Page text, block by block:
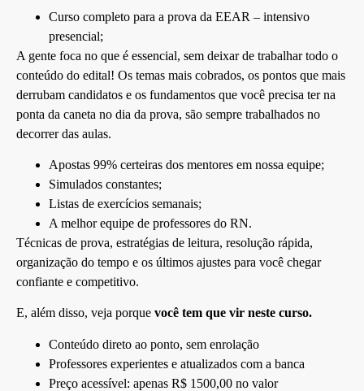
Curso completo para a prova da EEAR – intensivo
presencial;
A gente foca no que é essencial, sem deixar de trabalhar todo o
conteúdo do edital! Os temas mais cobrados, os pontos que mais
derrubam candidatos e os fundamentos que você precisa ter na
ponta da caneta no dia da prova, são sempre trabalhados no
decorrer das aulas.
Apostas 99% certeiras dos mentores em nossa equipe;
Simulados constantes;
Listas de exercícios semanais;
A melhor equipe de professores do RN.
Técnicas de prova, estratégias de leitura, resolução rápida,
organização do tempo e os últimos ajustes para você chegar
confiante e competitivo.
E, além disso, veja porque você tem que vir neste curso.
Conteúdo direto ao ponto, sem enrolação
Professores experientes e atualizados com a banca
Preço acessível: apenas R$ 1500,00 no valor